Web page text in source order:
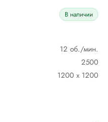
В наличии
12 об./мин.
2500
1200 х 1200